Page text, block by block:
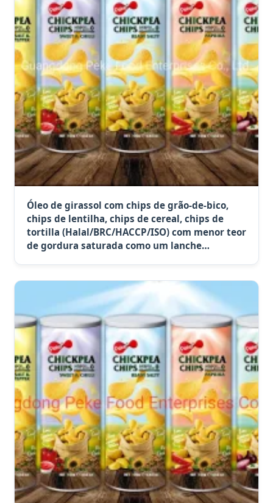
Óleo de girassol com chips de grão-de-bico,
chips de lentilha, chips de cereal, chips de
tortilla (Halal/BRC/HACCP/ISO) com menor teor
de gordura saturada como um lanche